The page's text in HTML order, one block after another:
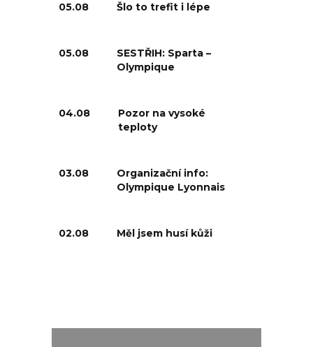
05.08 Šlo to trefit i lépe
05.08
SESTŘIH: Sparta –
Olympique
04.08
Pozor na vysoké
teploty
03.08
Organizační info:
Olympique Lyonnais
02.08 Měl jsem husí kůži